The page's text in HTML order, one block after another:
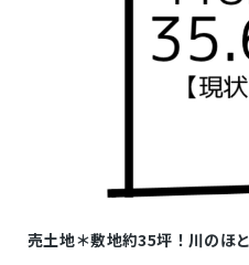
売土地＊敷地約35坪！川のほ